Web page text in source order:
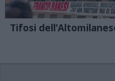
Tifosi